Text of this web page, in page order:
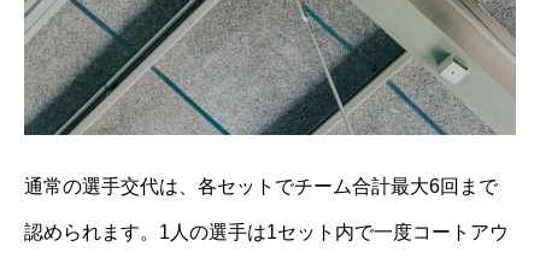
通常の選手交代は、各セットでチーム合計最大6回まで
認められます。1人の選手は1セット内で一度コートアウ